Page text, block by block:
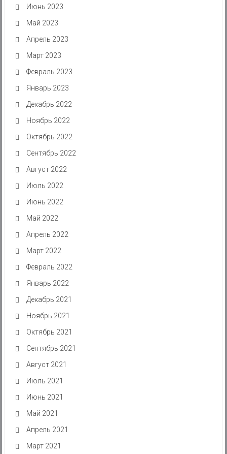
Июнь 2023
Май 2023
Апрель 2023
Март 2023
Февраль 2023
Январь 2023
Декабрь 2022
Ноябрь 2022
Октябрь 2022
Сентябрь 2022
Август 2022
Июль 2022
Июнь 2022
Май 2022
Апрель 2022
Март 2022
Февраль 2022
Январь 2022
Декабрь 2021
Ноябрь 2021
Октябрь 2021
Сентябрь 2021
Август 2021
Июль 2021
Июнь 2021
Май 2021
Апрель 2021
Март 2021